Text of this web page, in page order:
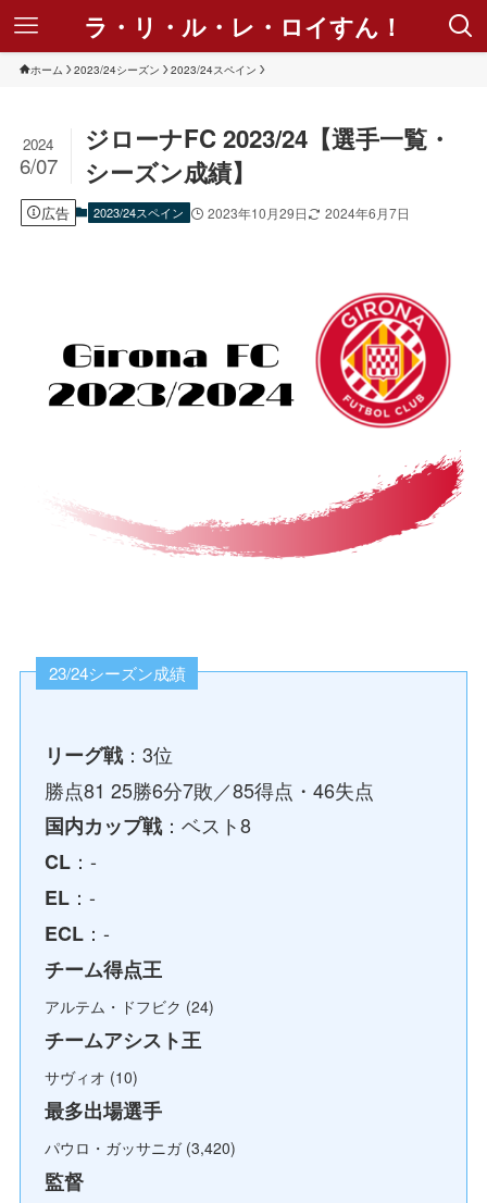
ラ・リ・ル・レ・ロイすん！
ホーム 2023/24シーズン 2023/24スペイン
ジローナFC 2023/24【選手一覧・
シーズン成績】
2024
6/07
広告 2023/24スペイン 2023年10月29日 2024年6月7日
23/24シーズン成績
リーグ戦：3位
勝点81 25勝6分7敗／85得点・46失点
国内カップ戦：ベスト8
CL ：-
EL ：-
ECL ：-
チーム得点王
アルテム・ドフビク (24)
チームアシスト王
サヴィオ (10)
最多出場選手
パウロ・ガッサニガ (3,420)
監督